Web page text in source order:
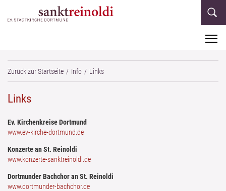
Zurück zur Startseite Info Links
Links
Ev. Kirchenkreise Dortmund
www.ev-kirche-dortmund.de
Konzerte an St. Reinoldi
www.konzerte-sanktreinoldi.de
Dortmunder Bachchor an St. Reinoldi
www.dortmunder-bachchor.de